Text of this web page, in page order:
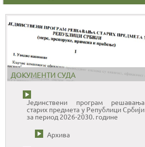
ДОКУМЕНТИ СУДА
Јединствени програм решавања
старих предмета у Републици Србији
за период 2026-2030. године
Архива